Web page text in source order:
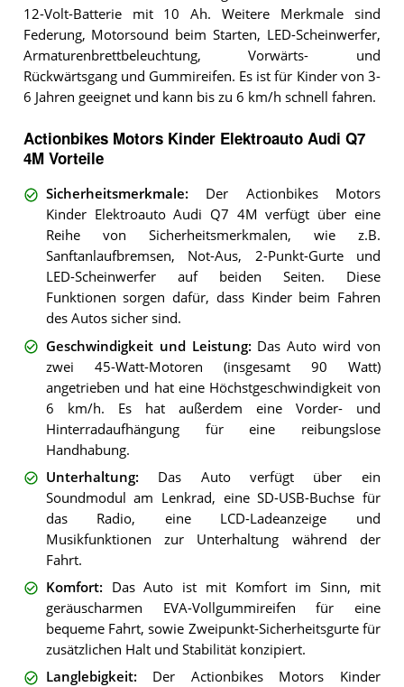
12-Volt-Batterie mit 10 Ah. Weitere Merkmale sind
Federung, Motorsound beim Starten, LED-Scheinwerfer,
Armaturenbrettbeleuchtung, Vorwärts- und
Rückwärtsgang und Gummireifen. Es ist für Kinder von 3-
6 Jahren geeignet und kann bis zu 6 km/h schnell fahren.
Actionbikes Motors Kinder Elektroauto Audi Q7
4M Vorteile
Sicherheitsmerkmale: Der Actionbikes Motors
Kinder Elektroauto Audi Q7 4M verfügt über eine
Reihe von Sicherheitsmerkmalen, wie z.B.
Sanftanlaufbremsen, Not-Aus, 2-Punkt-Gurte und
LED-Scheinwerfer auf beiden Seiten. Diese
Funktionen sorgen dafür, dass Kinder beim Fahren
des Autos sicher sind.
Geschwindigkeit und Leistung: Das Auto wird von
zwei 45-Watt-Motoren (insgesamt 90 Watt)
angetrieben und hat eine Höchstgeschwindigkeit von
6 km/h. Es hat außerdem eine Vorder- und
Hinterradaufhängung für eine reibungslose
Handhabung.
Unterhaltung: Das Auto verfügt über ein
Soundmodul am Lenkrad, eine SD-USB-Buchse für
das Radio, eine LCD-Ladeanzeige und
Musikfunktionen zur Unterhaltung während der
Fahrt.
Komfort: Das Auto ist mit Komfort im Sinn, mit
geräuscharmen EVA-Vollgummireifen für eine
bequeme Fahrt, sowie Zweipunkt-Sicherheitsgurte für
zusätzlichen Halt und Stabilität konzipiert.
Langlebigkeit: Der Actionbikes Motors Kinder